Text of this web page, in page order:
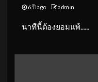
6 ปี ago admin
นาทีนี้ต้องยอมแพ้......